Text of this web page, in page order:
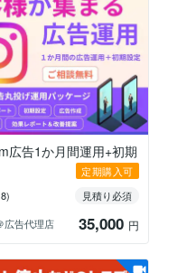
広告1か月間運用+初期
定期購入可
見積り必須
広告代理店
35,000 円